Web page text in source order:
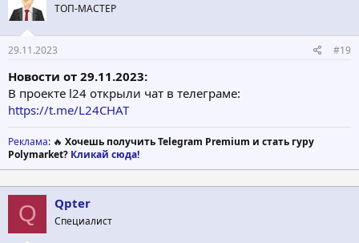
ТОП-МАСТЕР
29.11.2023 #19
Новости от 29.11.2023:
В проекте l24 открыли чат в телеграме:
https://t.me/L24CHAT
Реклама: 🔥 Хочешь получить Telegram Premium и стать гуру
Polymarket? Кликай сюда!
Q Qpter
Специалист